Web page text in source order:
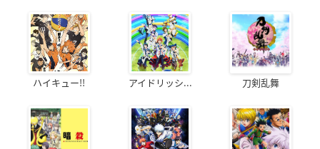
【セブンネットショッピング】
全巻購入特典：描き下ろしA4アクリルプレート（○＆○○○○＆
○。○○）
1～3巻連動購入特典：描き起こしミニキャラアクリルスタンド
（暦＆ランガ）
4～6巻連動購入特典：描き起こしミニキャラアクリルスタンド
ハイキュー!! アイドリッシ... 刀剣乱舞